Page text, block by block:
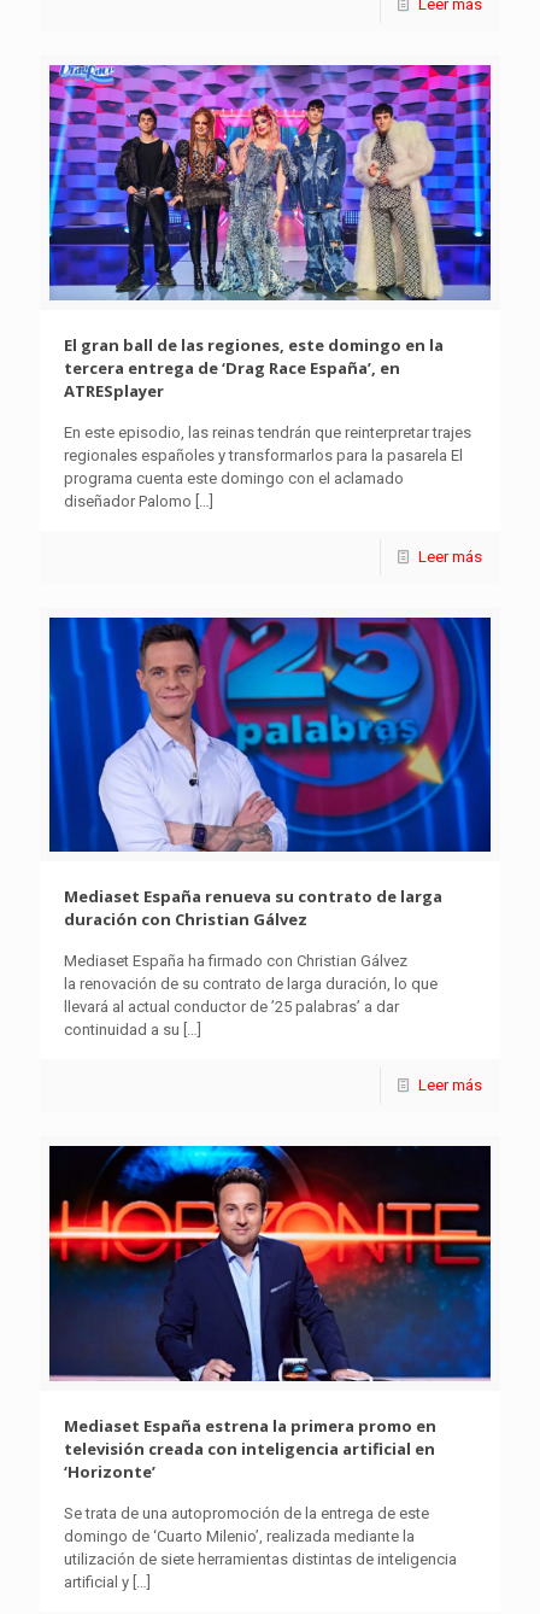
Leer más
El gran ball de las regiones, este domingo en la
tercera entrega de ‘Drag Race España’, en
ATRESplayer
En este episodio, las reinas tendrán que reinterpretar trajes
regionales españoles y transformarlos para la pasarela El
programa cuenta este domingo con el aclamado
diseñador Palomo […]
Leer más
Mediaset España renueva su contrato de larga
duración con Christian Gálvez
Mediaset España ha firmado con Christian Gálvez
la renovación de su contrato de larga duración, lo que
llevará al actual conductor de ’25 palabras’ a dar
continuidad a su […]
Leer más
Mediaset España estrena la primera promo en
televisión creada con inteligencia artificial en
‘Horizonte’
Se trata de una autopromoción de la entrega de este
domingo de ‘Cuarto Milenio’, realizada mediante la
utilización de siete herramientas distintas de inteligencia
artificial y […]